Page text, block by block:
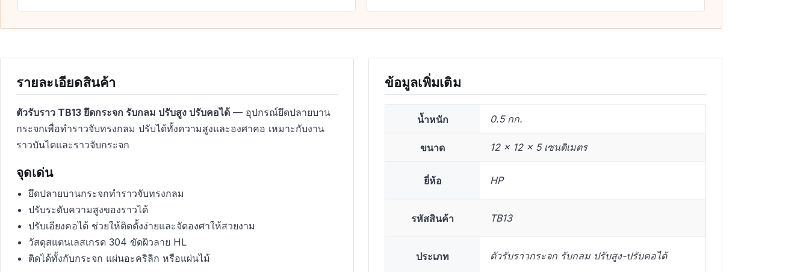
รายละเอียดสินค้า
ตัวรับราว TB13 ยึดกระจก รับกลม ปรับสูง ปรับคอได้— อุปกรณ์ยึดปลายบาน
กระจกเพื่อทำราวจับทรงกลม ปรับได้ทั้งความสูงและองศาคอ เหมาะกับงาน
ราวบันไดและราวจับกระจก
จุดเด่น
ยึดปลายบานกระจกทำราวจับทรงกลม
ปรับระดับความสูงของราวได้
ปรับเอียงคอได้ ช่วยให้ติดตั้งง่ายและจัดองศาให้สวยงาม
วัสดุสแตนเลสเกรด 304 ขัดผิวลาย HL
ติดได้ทั้งกับกระจก แผ่นอะคริลิก หรือแผ่นไม้
ข้อมูลเพิ่มเติม
น้ำหนัก 0.5 กก.
ขนาด 12 × 12 × 5 เซนติเมตร
ยี่ห้อ HP
รหัสสินค้า TB13
ประเภท ตัวรับราวกระจก รับกลม ปรับสูง-ปรับคอได้